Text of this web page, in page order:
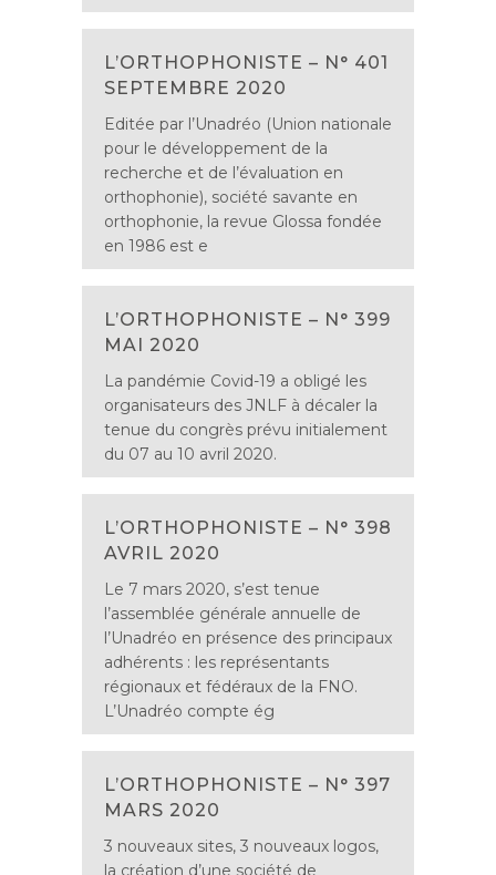
L’ORTHOPHONISTE – N° 401
SEPTEMBRE 2020
Editée par l’Unadréo (Union nationale
pour le développement de la
recherche et de l’évaluation en
orthophonie), société savante en
orthophonie, la revue Glossa fondée
en 1986 est e
L’ORTHOPHONISTE – N° 399
MAI 2020
La pandémie Covid-19 a obligé les
organisateurs des JNLF à décaler la
tenue du congrès prévu initialement
du 07 au 10 avril 2020.
L’ORTHOPHONISTE – N° 398
AVRIL 2020
Le 7 mars 2020, s’est tenue
l’assemblée générale annuelle de
l’Unadréo en présence des principaux
adhérents : les représentants
régionaux et fédéraux de la FNO.
L’Unadréo compte ég
L’ORTHOPHONISTE – N° 397
MARS 2020
3 nouveaux sites, 3 nouveaux logos,
la création d’une société de